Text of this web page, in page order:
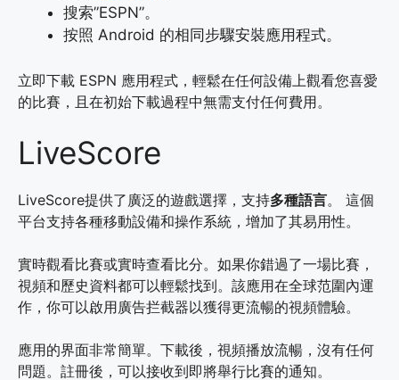
搜索”ESPN”。
按照 Android 的相同步驟安裝應用程式。
立即下載 ESPN 應用程式，輕鬆在任何設備上觀看您喜愛
的比賽，且在初始下載過程中無需支付任何費用。
LiveScore
LiveScore提供了廣泛的遊戲選擇，支持多種語言。 這個
平台支持各種移動設備和操作系統，增加了其易用性。
實時觀看比賽或實時查看比分。如果你錯過了一場比賽，
視頻和歷史資料都可以輕鬆找到。該應用在全球范圍內運
作，你可以啟用廣告拦截器以獲得更流暢的視頻體驗。
應用的界面非常簡單。下載後，視頻播放流暢，沒有任何
問題。註冊後，可以接收到即將舉行比賽的通知。